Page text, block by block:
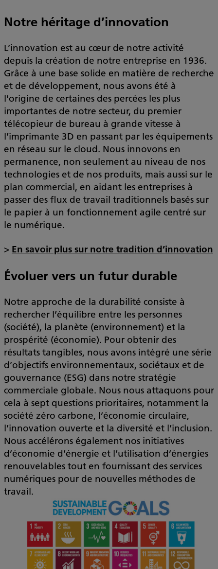
Notre héritage d’innovation
L’innovation est au cœur de notre activité
depuis la création de notre entreprise en 1936.
Grâce à une base solide en matière de recherche
et de développement, nous avons été à
l'origine de certaines des percées les plus
importantes de notre secteur, du premier
télécopieur de bureau à grande vitesse à
l’imprimante 3D en passant par les équipements
en réseau sur le cloud. Nous innovons en
permanence, non seulement au niveau de nos
technologies et de nos produits, mais aussi sur le
plan commercial, en aidant les entreprises à
passer des flux de travail traditionnels basés sur
le papier à un fonctionnement agile centré sur
le numérique.
> En savoir plus sur notre tradition d’innovation
Évoluer vers un futur durable
Notre approche de la durabilité consiste à
rechercher l’équilibre entre les personnes
(société), la planète (environnement) et la
prospérité (économie). Pour obtenir des
résultats tangibles, nous avons intégré une série
d’objectifs environnementaux, sociétaux et de
gouvernance (ESG) dans notre stratégie
commerciale globale. Nous nous attaquons pour
cela à sept questions prioritaires, notamment la
société zéro carbone, l’économie circulaire,
l’innovation ouverte et la diversité et l’inclusion.
Nous accélérons également nos initiatives
d’économie d’énergie et l’utilisation d’énergies
renouvelables tout en fournissant des services
numériques pour de nouvelles méthodes de
travail.